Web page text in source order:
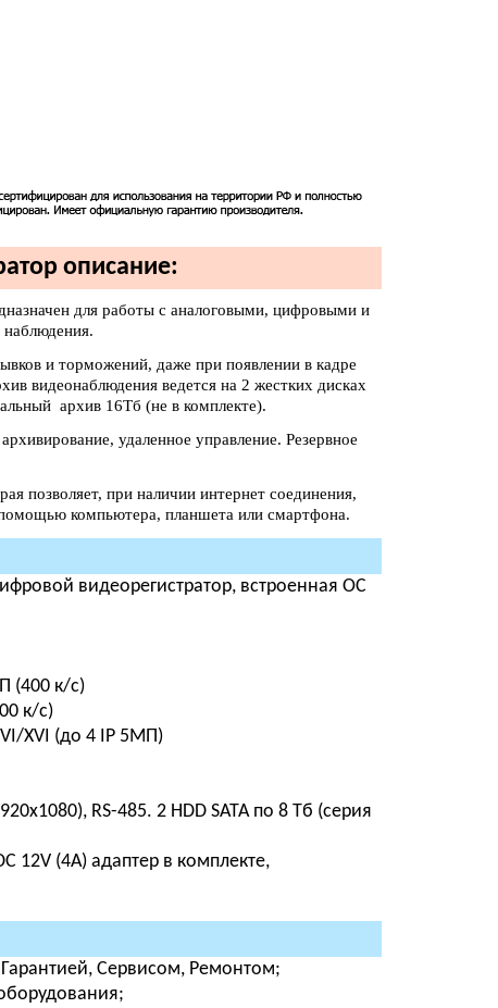
описание:
для работы с аналоговыми, цифровыми и
и торможений, даже при появлении в кадре
видеонаблюдения ведется на 2 жестких дисках
архив 16Tб (не в комплекте).
удаленное управление. Резервное
позволяет, при наличии интернет соединения,
компьютера, планшета или смартфона.
видеорегистратор, встроенная ОС
(400 к/с)
к/с)
XVI (до 4 IP 5МП)
RS-485. 2 HDD SATA по 8 Тб (серия
12V (4A) адаптер в комплекте,
Сервисом, Ремонтом;